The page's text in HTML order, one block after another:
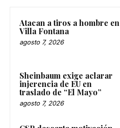
Atacan a tiros a hombre en
Villa Fontana
agosto 7, 2026
Sheinbaum exige aclarar
injerencia de EU en
traslado de “El Mayo”
agosto 7, 2026